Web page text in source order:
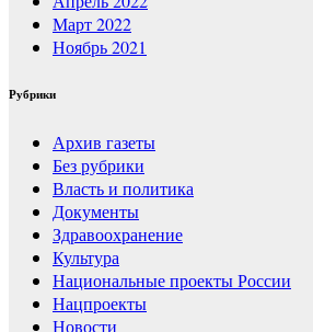
Март 2022
Ноябрь 2021
Рубрики
Архив газеты
Без рубрики
Власть и политика
Документы
Здравоохранение
Культура
Национальные проекты России
Нацпроекты
Новости